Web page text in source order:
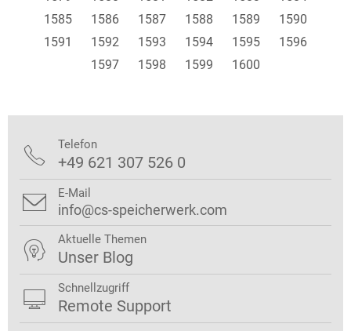
1585
1586 1587 1588 1589
1590
1591
1592 1593 1594 1595
1596
1597
1598 1599 1600
 Telefon
+49 621 307 526 0
 E-Mail
info@cs-speicherwerk.com
 Aktuelle Themen
Unser Blog
 Schnellzugriff
Remote Support